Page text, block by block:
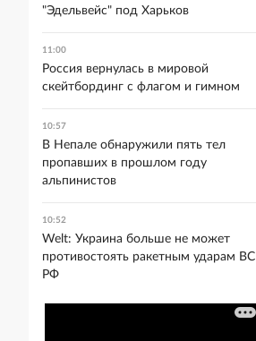
"Эдельвейс" под Харьков
11:00
Россия вернулась в мировой
скейтбординг с флагом и гимном
10:57
В Непале обнаружили пять тел
пропавших в прошлом году
альпинистов
10:52
Welt: Украина больше не может
противостоять ракетным ударам ВС
РФ